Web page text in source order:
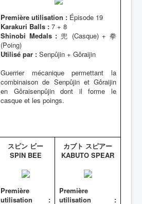
Première utilisation : Épisode 19
Karakuri Balls : 7 + 8
Shinobi Medals : 兜 (Casque) + 拳
(Poing)
Utilisé par : Senpûjin + Gôraijin
Guerrier mécanique permettant la
combinaison de Senpûjin et Gôraijin
en Gôraisenpûjin dont il forme le
casque et les poings.
スピン ビー
SPIN BEE
Première
utilisation :
カブト スピアー
KABUTO SPEAR
Première
utilisation :